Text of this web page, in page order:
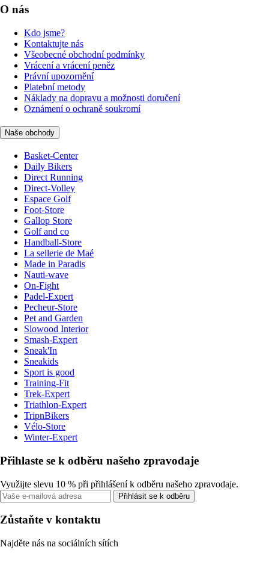
O nás
Kdo jsme?
Kontaktujte nás
Všeobecné obchodní podmínky
Vrácení a vrácení peněz
Právní upozornění
Platební metody
Náklady na dopravu a možnosti doručení
Oznámení o ochraně soukromí
Naše obchody
Basket-Center
Daily Bikers
Direct Running
Direct-Volley
Espace Golf
Foot-Store
Gallop Store
Golf and co
Handball-Store
La sellerie de Maé
Made in Paradis
Nauti-wave
On-Fight
Padel-Expert
Pecheur-Store
Pet and Garden
Slowood Interior
Smash-Expert
Sneak'In
Sneakids
Sport is good
Training-Fit
Trek-Expert
Triathlon-Expert
TripnBikers
Vélo-Store
Winter-Expert
Přihlaste se k odběru našeho zpravodaje
Využijte slevu 10 % při přihlášení k odběru našeho zpravodaje.
Přihlásit se k odběru
Zůstaňte v kontaktu
Najděte nás na sociálních sítích